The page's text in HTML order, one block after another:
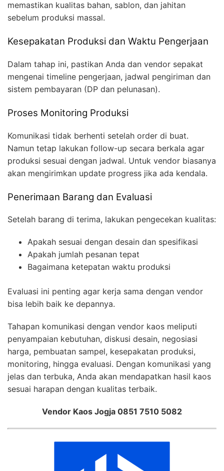
memastikan kualitas bahan, sablon, dan jahitan
sebelum produksi massal.
Kesepakatan Produksi dan Waktu Pengerjaan
Dalam tahap ini, pastikan Anda dan vendor sepakat
mengenai timeline pengerjaan, jadwal pengiriman dan
sistem pembayaran (DP dan pelunasan).
Proses Monitoring Produksi
Komunikasi tidak berhenti setelah order di buat.
Namun tetap lakukan follow-up secara berkala agar
produksi sesuai dengan jadwal. Untuk vendor biasanya
akan mengirimkan update progress jika ada kendala.
Penerimaan Barang dan Evaluasi
Setelah barang di terima, lakukan pengecekan kualitas:
Apakah sesuai dengan desain dan spesifikasi
Apakah jumlah pesanan tepat
Bagaimana ketepatan waktu produksi
Evaluasi ini penting agar kerja sama dengan vendor
bisa lebih baik ke depannya.
Tahapan komunikasi dengan vendor kaos meliputi
penyampaian kebutuhan, diskusi desain, negosiasi
harga, pembuatan sampel, kesepakatan produksi,
monitoring, hingga evaluasi. Dengan komunikasi yang
jelas dan terbuka, Anda akan mendapatkan hasil kaos
sesuai harapan dengan kualitas terbaik.
Vendor Kaos Jogja 0851 7510 5082